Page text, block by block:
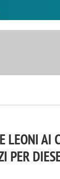
LEONI AI
PER